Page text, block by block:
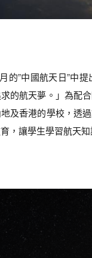
的”中國航天日”中
的航天夢。」為配
及香港的學校，透
，讓學生學習航天